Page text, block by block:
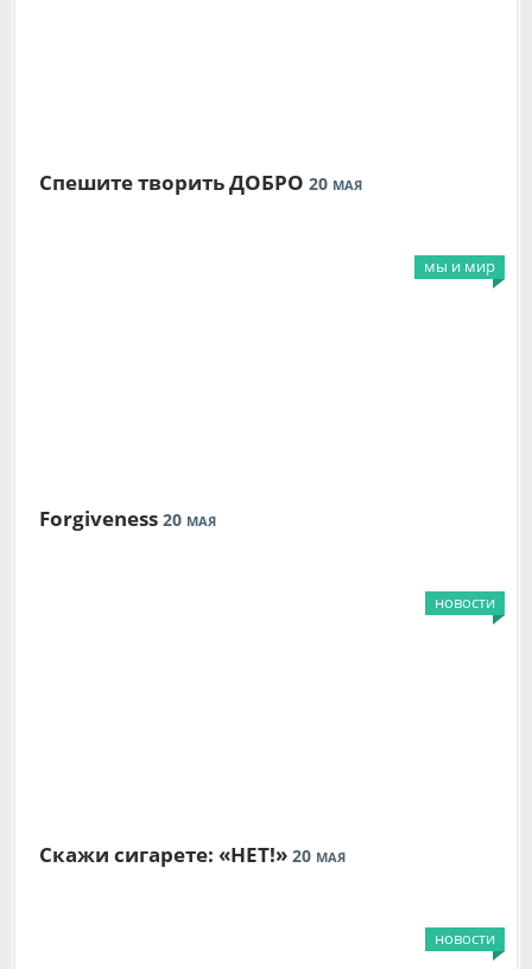
Спешите творить ДОБРО 20 МАЯ
мы и мир
Forgiveness 20 МАЯ
новости
Скажи сигарете: «НЕТ!» 20 МАЯ
новости